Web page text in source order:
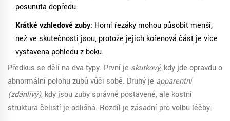
posunuta dopředu.
Krátké vzhledové zuby: Horní řezáky mohou působit menší,
než ve skutečnosti jsou, protože jejich kořenová část je více
vystavena pohledu z boku.
Předkus se dělí na dva typy. První je skutkový, kdy jde opravdu o
abnormální polohu zubů vůči sobě. Druhý je apparentní
(zdánlivý), kdy jsou zuby správně postavené, ale kostní
struktura čelistí je odlišná. Rozdíl je zásadní pro volbu léčby.